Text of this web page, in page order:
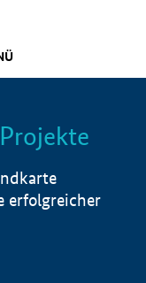
Info
erfolgreicher